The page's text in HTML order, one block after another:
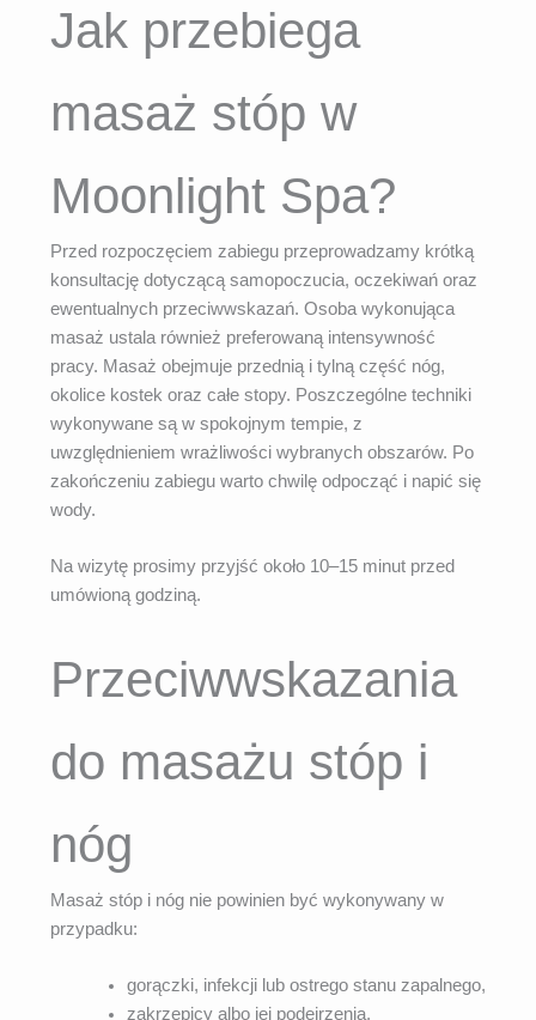
Jak przebiega
masaż stóp w
Moonlight Spa?
Przed rozpoczęciem zabiegu przeprowadzamy krótką
konsultację dotyczącą samopoczucia, oczekiwań oraz
ewentualnych przeciwwskazań. Osoba wykonująca
masaż ustala również preferowaną intensywność
pracy. Masaż obejmuje przednią i tylną część nóg,
okolice kostek oraz całe stopy. Poszczególne techniki
wykonywane są w spokojnym tempie, z
uwzględnieniem wrażliwości wybranych obszarów. Po
zakończeniu zabiegu warto chwilę odpocząć i napić się
wody.
Na wizytę prosimy przyjść około 10–15 minut przed
umówioną godziną.
Przeciwwskazania
do masażu stóp i
nóg
Masaż stóp i nóg nie powinien być wykonywany w
przypadku:
gorączki, infekcji lub ostrego stanu zapalnego,
zakrzepicy albo jej podejrzenia,